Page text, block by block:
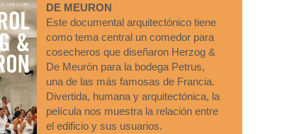
DE MEURON
Este documental arquitectónico tiene
como tema central un comedor para
cosecheros que diseñaron Herzog &
De Meurón para la bodega Petrus,
una de las más famosas de Francia.
Divertida, humana y arquitectónica, la
película nos muestra la relación entre
el edificio y sus usuarios.